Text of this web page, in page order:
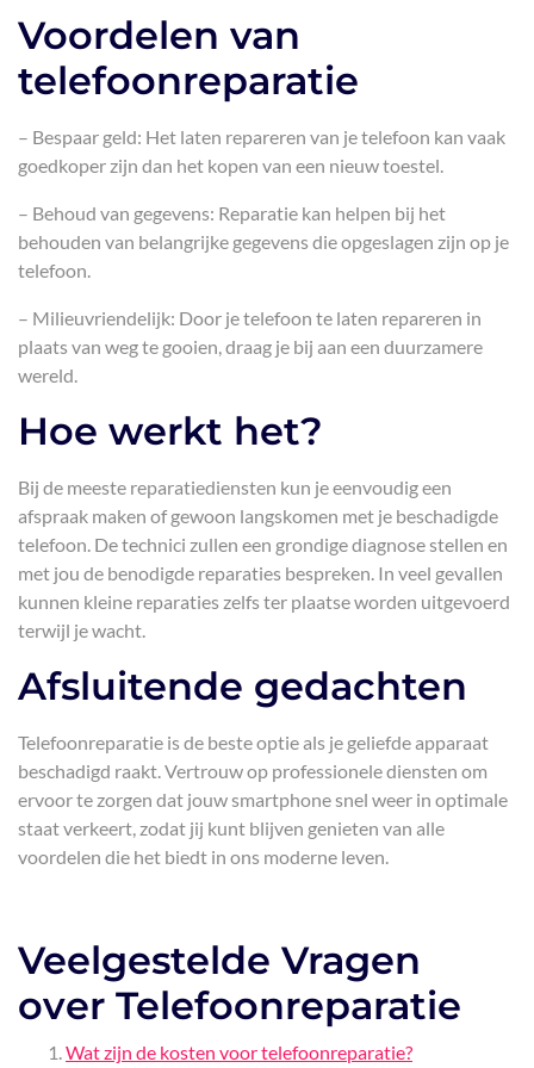
Voordelen van
telefoonreparatie
– Bespaar geld: Het laten repareren van je telefoon kan vaak
goedkoper zijn dan het kopen van een nieuw toestel.
– Behoud van gegevens: Reparatie kan helpen bij het
behouden van belangrijke gegevens die opgeslagen zijn op je
telefoon.
– Milieuvriendelijk: Door je telefoon te laten repareren in
plaats van weg te gooien, draag je bij aan een duurzamere
wereld.
Hoe werkt het?
Bij de meeste reparatiediensten kun je eenvoudig een
afspraak maken of gewoon langskomen met je beschadigde
telefoon. De technici zullen een grondige diagnose stellen en
met jou de benodigde reparaties bespreken. In veel gevallen
kunnen kleine reparaties zelfs ter plaatse worden uitgevoerd
terwijl je wacht.
Afsluitende gedachten
Telefoonreparatie is de beste optie als je geliefde apparaat
beschadigd raakt. Vertrouw op professionele diensten om
ervoor te zorgen dat jouw smartphone snel weer in optimale
staat verkeert, zodat jij kunt blijven genieten van alle
voordelen die het biedt in ons moderne leven.
Veelgestelde Vragen
over Telefoonreparatie
Wat zijn de kosten voor telefoonreparatie?